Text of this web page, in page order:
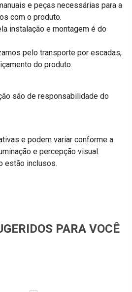
e peças necessárias para a
com o produto.
instalação e montagem é do
pelo transporte por escadas,
do produto.
são de responsabilidade do
e podem variar conforme a
e percepção visual.
estão inclusos.
PARA VOCÊ